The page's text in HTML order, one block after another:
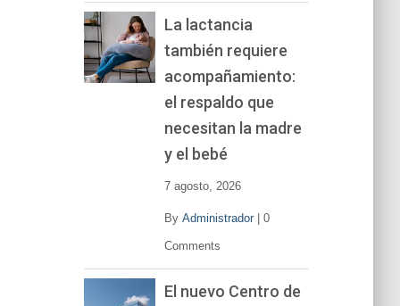
La lactancia
también requiere
acompañamiento:
el respaldo que
necesitan la madre
y el bebé
7 agosto, 2026
By Administrador| 0
Comments
El nuevo Centro de